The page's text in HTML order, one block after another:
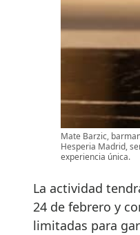
Mate Barzic,
Hesperia Madrid,
experiencia única.
La actividad
24 de febrero y
limitadas para